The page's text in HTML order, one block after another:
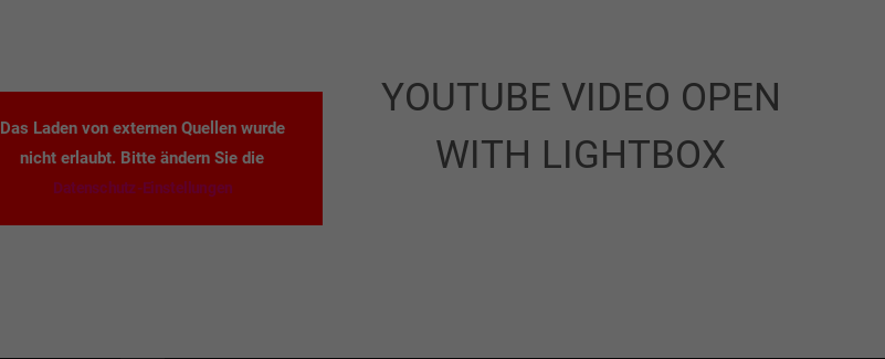
Das Laden von externen Quellen wurde
nicht erlaubt. Bitte ändern Sie die
Datenschutz-Einstellungen
YOUTUBE VIDEO OPEN
WITH LIGHTBOX